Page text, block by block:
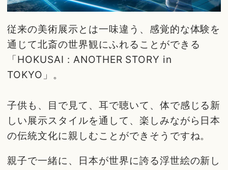
従来の美術展示とは一味違う、感覚的な体験を
通じて北斎の世界観にふれることができる
「HOKUSAI : ANOTHER STORY in
TOKYO」。
子供も、目で見て、耳で聴いて、体で感じる新
しい展示スタイルを通して、楽しみながら日本
の伝統文化に親しむことができそうですね。
親子で一緒に、日本が世界に誇る浮世絵の新し